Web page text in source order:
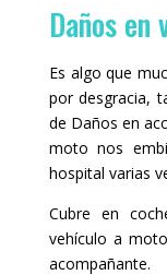
Daños
Es algo que
por desgracia,
de Daños en
moto nos
hospital varias
Cubre en
vehículo a
acompañante.